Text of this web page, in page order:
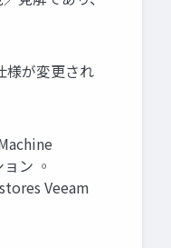
様が変更され
ン ◦
Veeam